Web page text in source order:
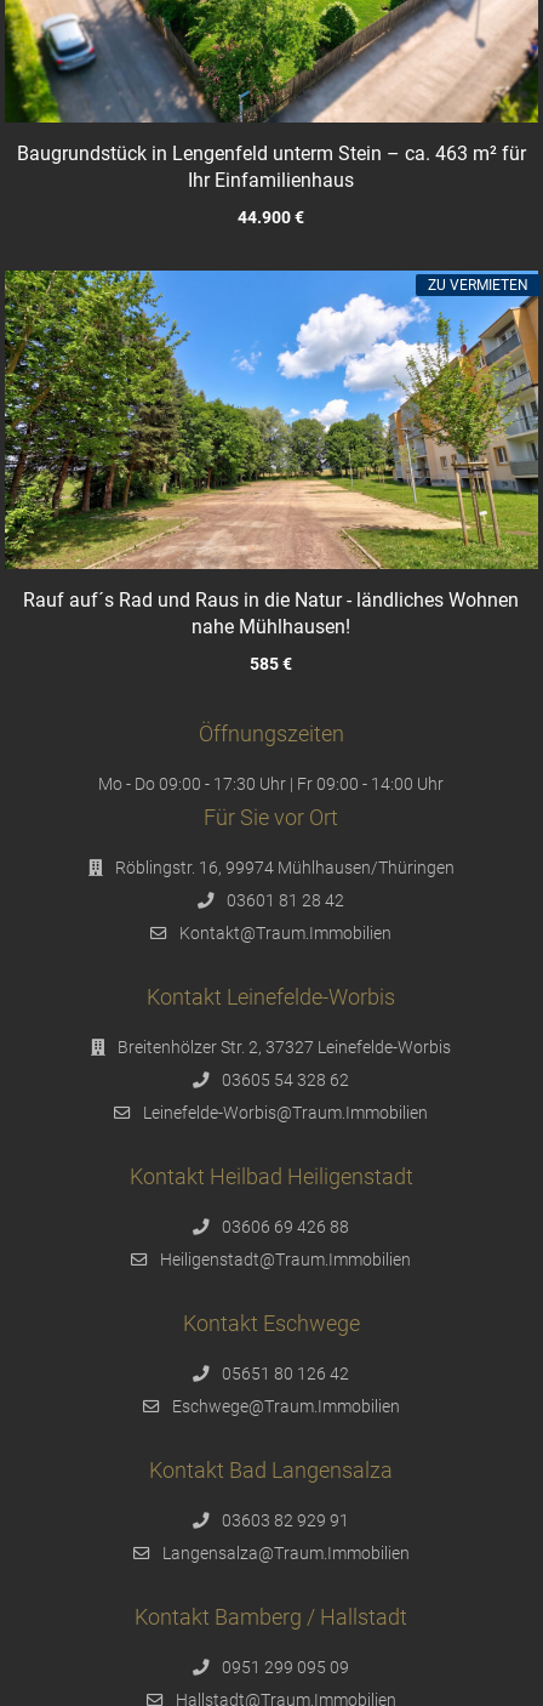
Baugrundstück in Lengenfeld unterm Stein – ca. 463 m² für
Ihr Einfamilienhaus
44.900 €
Rauf auf´s Rad und Raus in die Natur - ländliches Wohnen
nahe Mühlhausen!
585 €
ZU VERMIETEN
Öffnungszeiten
Mo - Do 09:00 - 17:30 Uhr | Fr 09:00 - 14:00 Uhr
Für Sie vor Ort
Röblingstr. 16, 99974 Mühlhausen/Thüringen
03601 81 28 42
Kontakt@Traum.Immobilien
Kontakt Leinefelde-Worbis
Breitenhölzer Str. 2, 37327 Leinefelde-Worbis
03605 54 328 62
Leinefelde-Worbis@Traum.Immobilien
Kontakt Heilbad Heiligenstadt
03606 69 426 88
Heiligenstadt@Traum.Immobilien
Kontakt Eschwege
05651 80 126 42
Eschwege@Traum.Immobilien
Kontakt Bad Langensalza
03603 82 929 91
Langensalza@Traum.Immobilien
Kontakt Bamberg / Hallstadt
0951 299 095 09
Hallstadt@Traum.Immobilien